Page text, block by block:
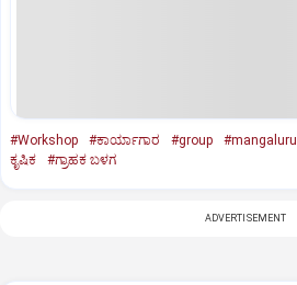
#Workshop #ಕಾರ್ಯಾಗಾರ #group #mangaluru
ಕೃಷಿಕ
#ಗ್ರಾಹಕ ಬಳಗ
ADVERTISEMENT